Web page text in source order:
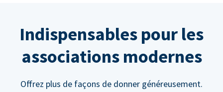
Indispensables pour les
associations modernes
Offrez plus de façons de donner généreusement.